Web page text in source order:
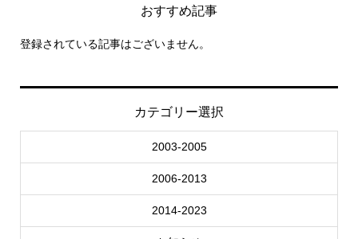
おすすめ記事
登録されている記事はございません。
カテゴリー選択
2003-2005
2006-2013
2014-2023